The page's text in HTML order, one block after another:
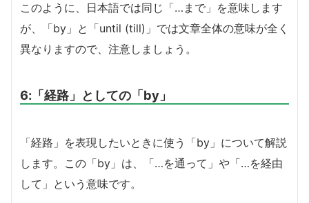
このように、日本語では同じ「…まで」を意味します
が、「by」と「until (till)」では文章全体の意味が全く
異なりますので、注意しましょう。
6:「経路」としての「by」
「経路」を表現したいときに使う「by」について解説
します。この「by」は、「…を通って」や「…を経由
して」という意味です。